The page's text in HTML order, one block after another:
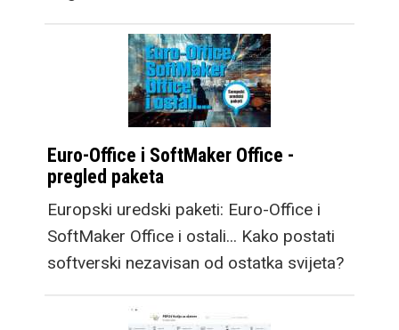
Euro-Office i SoftMaker Office -
pregled paketa
Europski uredski paketi: Euro-Office i
SoftMaker Office i ostali... Kako postati
softverski nezavisan od ostatka svijeta?